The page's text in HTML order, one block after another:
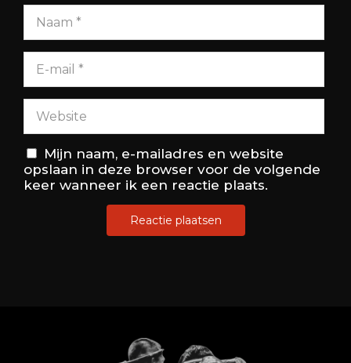
Mijn naam, e-mailadres en website
opslaan in deze browser voor de volgende
keer wanneer ik een reactie plaats.